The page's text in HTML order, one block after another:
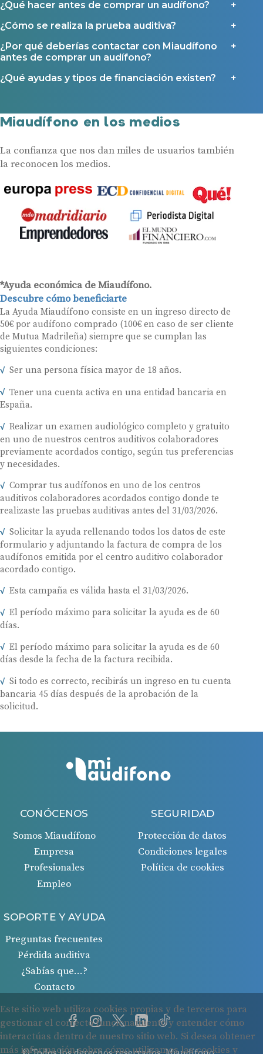
¿Qué hacer antes de comprar un audífono?
¿Cómo se realiza la prueba auditiva?
¿Por qué deberías contactar con Miaudífono
antes de comprar un audífono?
¿Qué ayudas y tipos de financiación existen?
Miaudífono en los medios
La confianza que nos dan miles de usuarios también
la reconocen los medios.
*Ayuda económica de Miaudífono.
Descubre cómo beneficiarte
La Ayuda Miaudífono consiste en un ingreso directo de
50€ por audífono comprado (100€ en caso de ser cliente
de Mutua Madrileña) siempre que se cumplan las
siguientes condiciones:
Ser una persona física mayor de 18 años.
Tener una cuenta activa en una entidad bancaria en
España.
Realizar un examen audiológico completo y gratuito
en uno de nuestros centros auditivos colaboradores
previamente acordados contigo, según tus preferencias
y necesidades.
Comprar tus audífonos en uno de los centros
auditivos colaboradores acordados contigo donde te
realizaste las pruebas auditivas antes del 31/03/2026.
Solicitar la ayuda rellenando todos los datos de este
formulario y adjuntando la factura de compra de los
audífonos emitida por el centro auditivo colaborador
acordado contigo.
Esta campaña es válida hasta el 31/03/2026.
El período máximo para solicitar la ayuda es de 60
días.
El período máximo para solicitar la ayuda es de 60
días desde la fecha de la factura recibida.
Si todo es correcto, recibirás un ingreso en tu cuenta
bancaria 45 días después de la aprobación de la
solicitud.
CONÓCENOS
Somos Miaudífono
Empresa
Profesionales
Empleo
SEGURIDAD
Protección de datos
Condiciones legales
Política de cookies
SOPORTE Y AYUDA
Preguntas frecuentes
Pérdida auditiva
¿Sabías que…?
Contacto